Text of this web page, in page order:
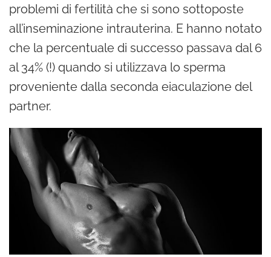
problemi di fertilità che si sono sottoposte
all’inseminazione intrauterina. E hanno notato
che la percentuale di successo passava dal 6
al 34% (!) quando si utilizzava lo sperma
proveniente dalla seconda eiaculazione del
partner.